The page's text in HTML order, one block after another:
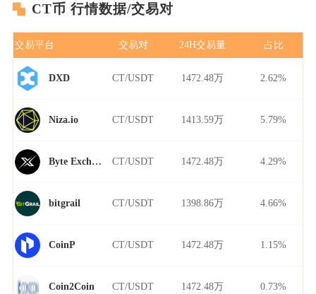
CT币 行情数据/交易对
交易平台 交易对 24H交易量 占比
DXD CT/USDT 1472.48万 2.62%
Niza.io CT/USDT 1413.59万 5.79%
Byte Exchange CT/USDT 1472.48万 4.29%
bitgrail CT/USDT 1398.86万 4.66%
CoinP CT/USDT 1472.48万 1.15%
Coin2Coin CT/USDT 1472.48万 0.73%